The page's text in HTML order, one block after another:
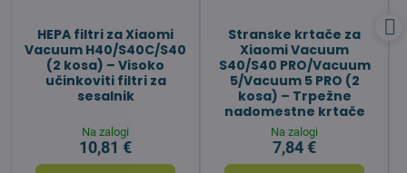
HEPA filtri za Xiaomi
Vacuum H40/S40C/S40
(2 kosa) – Visoko
učinkoviti filtri za
sesalnik
Na zalogi
10,81 €
Stranske krtače za
Xiaomi Vacuum
S40/S40 PRO/Vacuum
5/Vacuum 5 PRO (2
kosa) – Trpežne
nadomestne krtače
Na zalogi
7,84 €